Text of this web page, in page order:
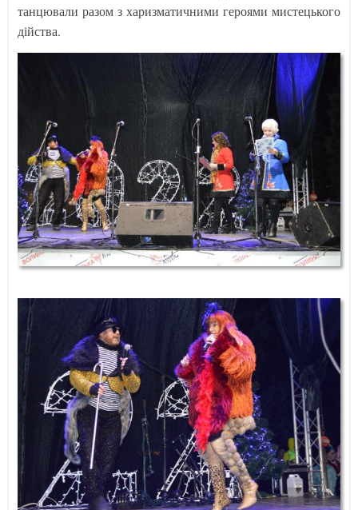
танцювали разом з харизматичними героями мистецького
дійства.